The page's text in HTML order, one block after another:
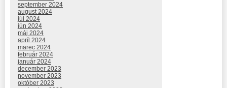
september 2024
august 2024
júl 2024
jún 2024
máj 2024
apríl 2024
marec 2024
február 2024
január 2024
december 2023
november 2023
október 2023